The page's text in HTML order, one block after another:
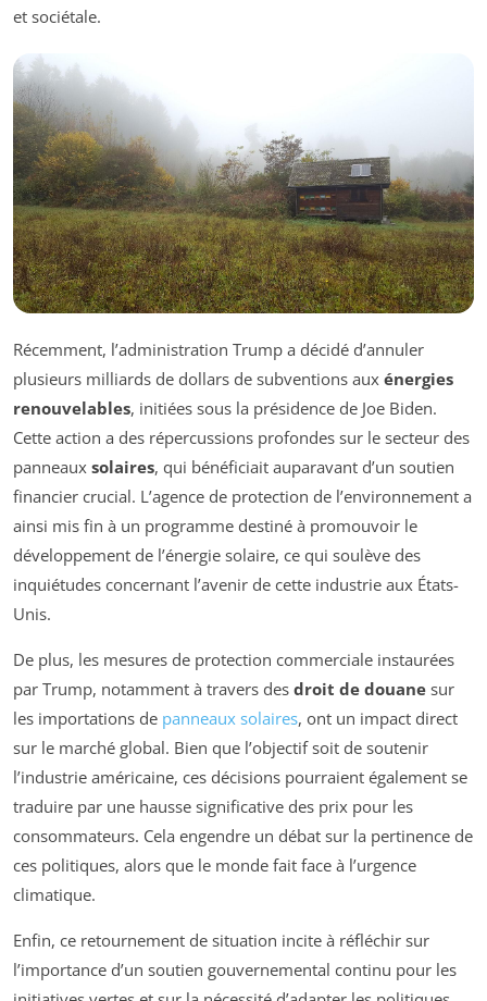
et sociétale.
Récemment, l’administration Trump a décidé d’annuler
plusieurs milliards de dollars de subventions aux énergies
renouvelables, initiées sous la présidence de Joe Biden.
Cette action a des répercussions profondes sur le secteur des
panneaux solaires, qui bénéficiait auparavant d’un soutien
financier crucial. L’agence de protection de l’environnement a
ainsi mis fin à un programme destiné à promouvoir le
développement de l’énergie solaire, ce qui soulève des
inquiétudes concernant l’avenir de cette industrie aux États-
Unis.
De plus, les mesures de protection commerciale instaurées
par Trump, notamment à travers des droit de douane sur
les importations de panneaux solaires, ont un impact direct
sur le marché global. Bien que l’objectif soit de soutenir
l’industrie américaine, ces décisions pourraient également se
traduire par une hausse significative des prix pour les
consommateurs. Cela engendre un débat sur la pertinence de
ces politiques, alors que le monde fait face à l’urgence
climatique.
Enfin, ce retournement de situation incite à réfléchir sur
l’importance d’un soutien gouvernemental continu pour les